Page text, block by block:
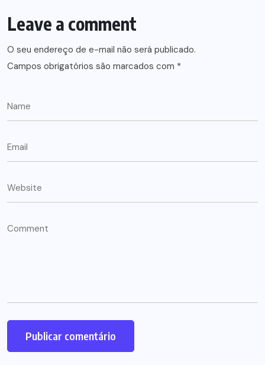
Leave a comment
O seu endereço de e-mail não será publicado.
Campos obrigatórios são marcados com *